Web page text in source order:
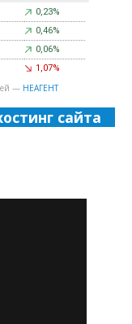
0,23%
0,46%
0,06%
1,07%
— НЕАГЕНТ
сайта